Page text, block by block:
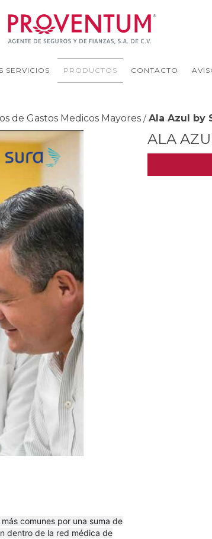
SERVICIOS PRODUCTOS CONTACTO
de Gastos Medicos Mayores / Ala Azul by
comunes por una suma de
dentro de la red médica de
ALA